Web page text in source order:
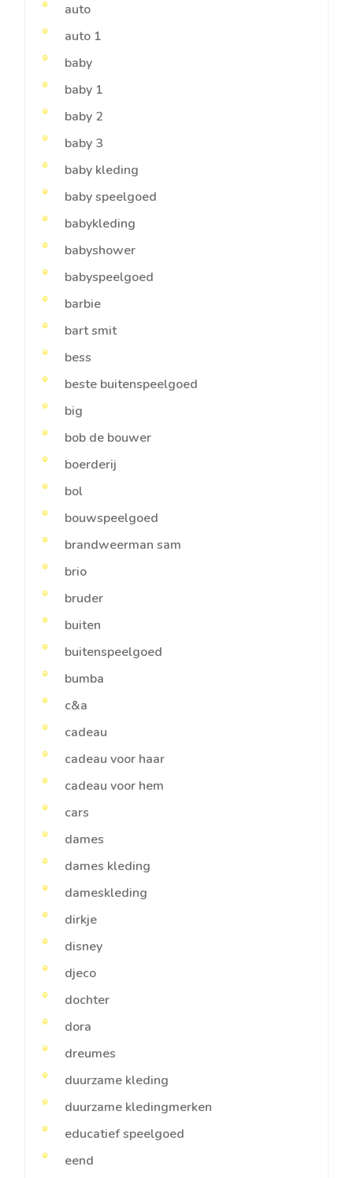
auto
auto 1
baby
baby 1
baby 2
baby 3
baby kleding
baby speelgoed
babykleding
babyshower
babyspeelgoed
barbie
bart smit
bess
beste buitenspeelgoed
big
bob de bouwer
boerderij
bol
bouwspeelgoed
brandweerman sam
brio
bruder
buiten
buitenspeelgoed
bumba
c&a
cadeau
cadeau voor haar
cadeau voor hem
cars
dames
dames kleding
dameskleding
dirkje
disney
djeco
dochter
dora
dreumes
duurzame kleding
duurzame kledingmerken
educatief speelgoed
eend